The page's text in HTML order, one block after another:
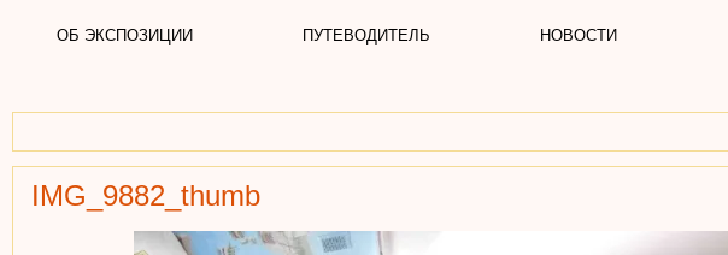
ОБ ЭКСПОЗИЦИИ ПУТЕВОДИТЕЛЬ НОВОСТИ
IMG_9882_thumb